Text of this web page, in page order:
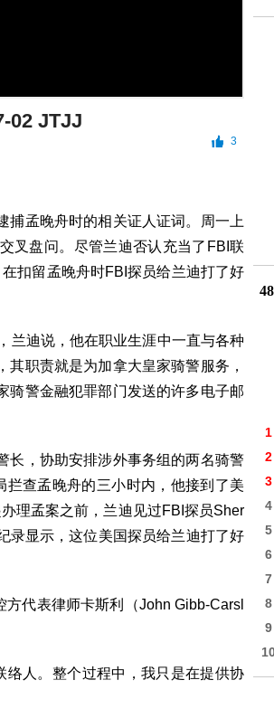
02 JTJJ
3
捕孟晚舟时的相关证人证词。周一上
叉盘问。尽管兰迪否认充当了FBI联
扣留孟晚舟时FBI探员给兰迪打了好
兰迪说，他在职业生涯中一直与各种
职责就是为加拿大皇家骑警服务，
骑警金融犯罪部门发送的许多电子邮
长，协助安排涉外事务组的两名骑警
查孟晚舟的三小时内，他接到了美
理孟案之前，兰迪见过FBI探员Sher
录显示，这位美国探员给兰迪打了好
代表律师卡斯利（John Gibb-Carsl
络人。整个过程中，我只是在提供协
1
2
3
4
5
6
7
8
9